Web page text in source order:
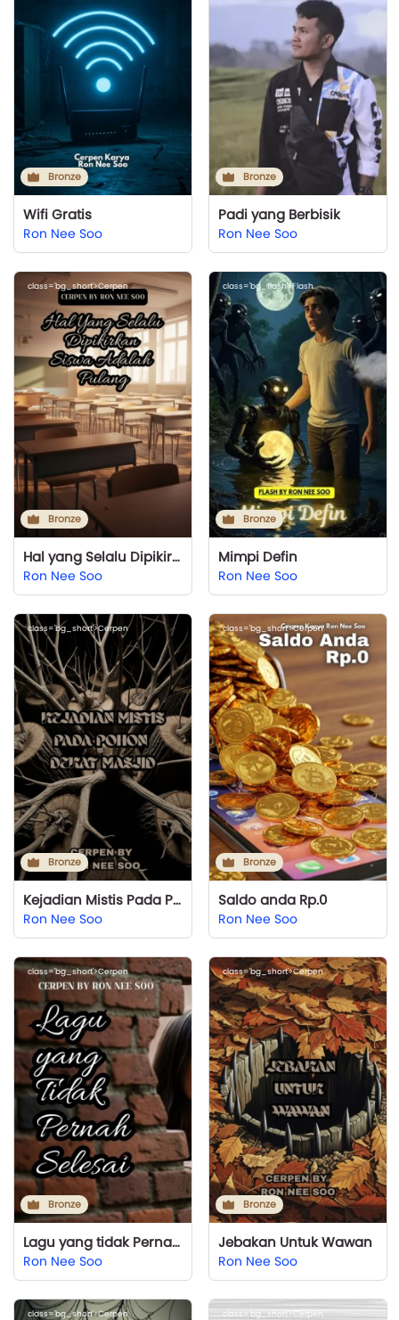
Bronze
Wifi Gratis
Ron Nee Soo
Bronze
Padi yang Berbisik
Ron Nee Soo
class='bg_short'>Cerpen
Bronze
Hal yang Selalu Dipikirkan Siswa adalah Pulang
Ron Nee Soo
class='bg_flash'>Flash
Bronze
Mimpi Defin
Ron Nee Soo
class='bg_short'>Cerpen
Bronze
Kejadian Mistis Pada Pohon Dekat Masjid
Ron Nee Soo
class='bg_short'>Cerpen
Bronze
Saldo anda Rp.0
Ron Nee Soo
class='bg_short'>Cerpen
Bronze
Lagu yang tidak Pernah Selesai
Ron Nee Soo
class='bg_short'>Cerpen
Bronze
Jebakan Untuk Wawan
Ron Nee Soo
class='bg_short'>Cerpen class='bg_short'>Cerpen